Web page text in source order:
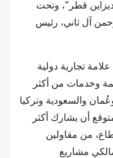
قطر"، وتحت
آل ثاني، رئيس
سيستضيف المعرضان أكثر من 250 علامة تجارية دولية
وخدمات من أكثر
وعُمان والسعودية وتركيا
أن يشارك أكثر
من مقاولين
مشاريع